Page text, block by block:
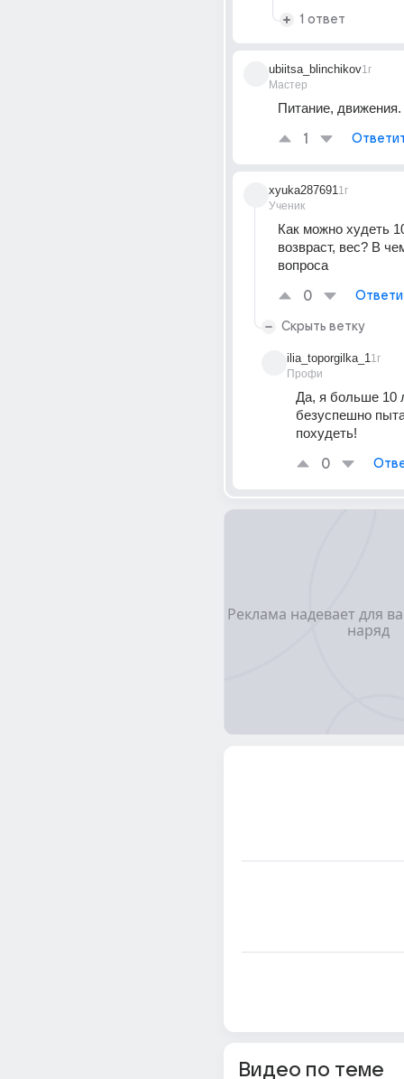
1 ответ
ubiitsa_blinchikov
Мастер
1г
Питание, движения.
1
xyuka287691
Ученик
1г
Как можно худеть
возвраст, вес? В
вопроса
0
Скрыть ветку
ilia_toporgilka_1
Профи
1г
Да, я больше 10
безуспешно
похудеть!
0
Видео по теме